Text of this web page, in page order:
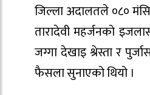
जिल्ला अदालतले ०८०
तारादेवी महर्जनको
जग्गा देखाइ श्रेस्ता र
फैसला सुनाएको थियो ।